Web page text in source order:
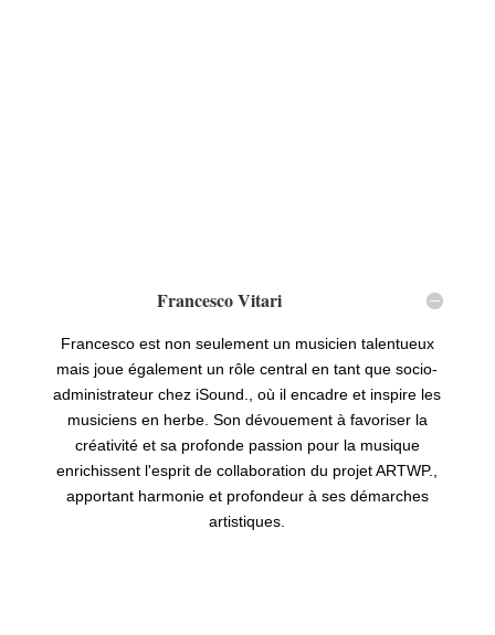
Francesco Vitari
Francesco est non seulement un musicien talentueux
mais joue également un rôle central en tant que socio-
administrateur chez iSound., où il encadre et inspire les
musiciens en herbe. Son dévouement à favoriser la
créativité et sa profonde passion pour la musique
enrichissent l'esprit de collaboration du projet ARTWP.,
apportant harmonie et profondeur à ses démarches
artistiques.